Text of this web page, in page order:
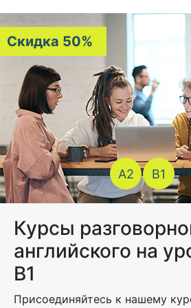
Скидка 50%
A2 B1
Курсы
английского на
B1
Присоединяйтесь к нашему